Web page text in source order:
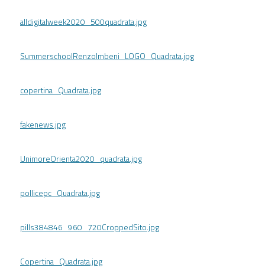
alldigitalweek2020_500quadrata.jpg
SummerschoolRenzoImbeni_LOGO_Quadrata.jpg
copertina_Quadrata.jpg
fakenews.jpg
UnimoreOrienta2020_quadrata.jpg
pollicepc_Quadrata.jpg
pills384846_960_720CroppedSito.jpg
Copertina_Quadrata.jpg